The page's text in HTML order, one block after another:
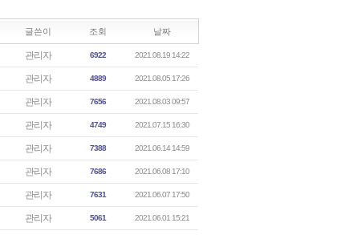
글쓴이 조회 날짜
관리자 6922 2021.08.19 14:22
관리자 4889 2021.08.05 17:26
관리자 7656 2021.08.03 09:57
관리자 4749 2021.07.15 16:30
관리자 7388 2021.06.14 14:59
관리자 7686 2021.06.08 17:10
관리자 7631 2021.06.07 17:50
관리자 5061 2021.06.01 15:21